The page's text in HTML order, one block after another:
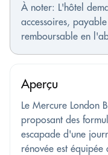
À noter: L'hôtel
accessoires,
remboursable en
Aperçu
Le Mercure London
proposant des
escapade d'une
rénovée est équipée